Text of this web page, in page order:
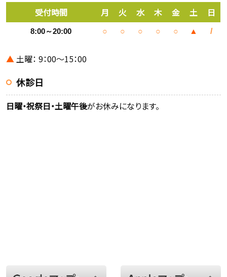
受付時間 月 火 水 木 金 土 日
8:00～20:00 ○ ○ ○ ○ ○ ▲ /
▲ 土曜： 9：00～15：00
休診日
日曜・祝祭日・土曜午後がお休みになります。